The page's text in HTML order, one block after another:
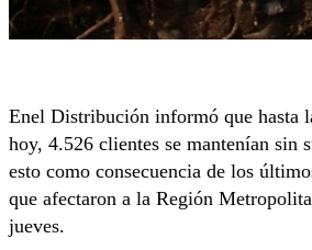
Enel Distribución informó que hasta
hoy, 4.526 clientes se mantenían sin
esto como consecuencia de los
que afectaron a la Región
jueves.